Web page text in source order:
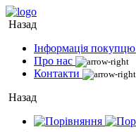
Назад
Інформація покупцю
Про нас
Контакти
Назад